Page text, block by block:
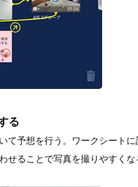
る
て予想を行う。ワークシート
せることで写真を撮りやすく